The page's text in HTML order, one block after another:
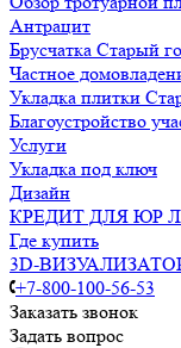
Антрацит
Брусчатка Старый
Частное
Укладка плитки
Благоустройство
Услуги
Укладка под ключ
Дизайн
КРЕДИТ ДЛЯ ЮР
Где купить
3D-
+7-800-100-56-53
Заказать звонок
Задать вопрос